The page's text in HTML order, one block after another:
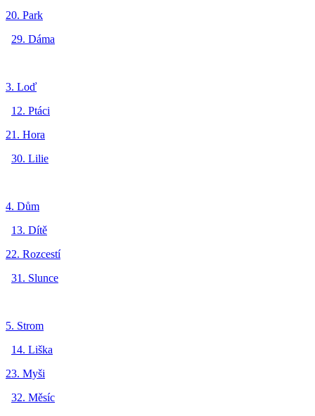
20. Park
29. Dáma
3. Loď
12. Ptáci
21. Hora
30. Lilie
4. Dům
13. Dítě
22. Rozcestí
31. Slunce
5. Strom
14. Liška
23. Myši
32. Měsíc